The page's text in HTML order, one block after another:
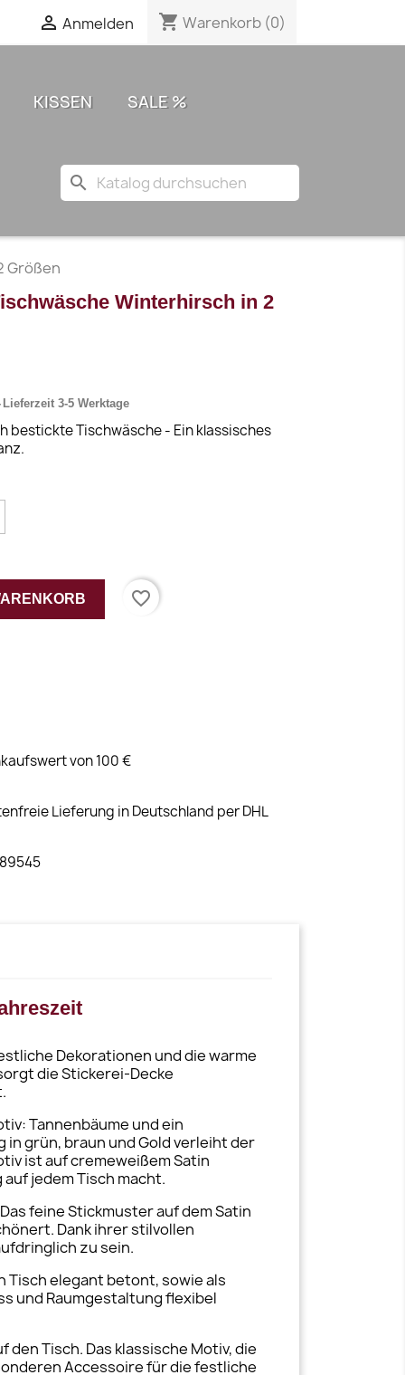
 Anmelden shopping_cart Warenkorb (0)
KISSEN SALE %
search
Größen
Winterhirsch in 2
Lieferzeit 3-5 Werktage
bestickte Tischwäsche - Ein klassisches
favorite_border
von 100 €
Lieferung in Deutschland per DHL
Dekorationen und die warme
die Stickerei-Decke
Tannenbäume und ein
grün, braun und Gold verleiht der
ist auf cremeweißem Satin
jedem Tisch macht.
feine Stickmuster auf dem Satin
Dank ihrer stilvollen
zu sein.
Tisch elegant betont, sowie als
und Raumgestaltung flexibel
Tisch. Das klassische Motiv, die
Accessoire für die festliche